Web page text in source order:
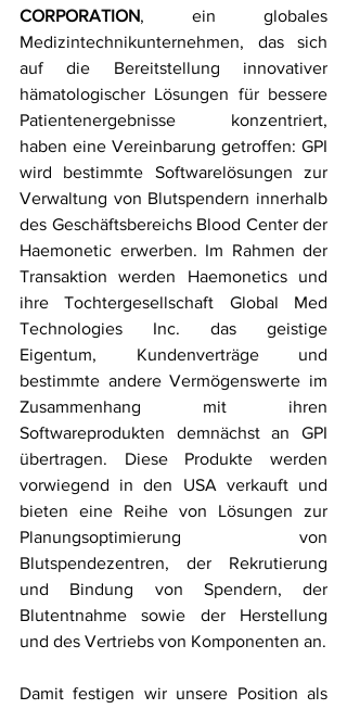
CORPORATION, ein globales
Medizintechnikunternehmen, das sich
auf die Bereitstellung innovativer
hämatologischer Lösungen für bessere
Patientenergebnisse konzentriert,
haben eine Vereinbarung getroffen: GPI
wird bestimmte Softwarelösungen zur
Verwaltung von Blutspendern innerhalb
des Geschäftsbereichs Blood Center der
Haemonetic erwerben. Im Rahmen der
Transaktion werden Haemonetics und
ihre Tochtergesellschaft Global Med
Technologies Inc. das geistige
Eigentum, Kundenverträge und
bestimmte andere Vermögenswerte im
Zusammenhang mit ihren
Softwareprodukten demnächst an GPI
übertragen. Diese Produkte werden
vorwiegend in den USA verkauft und
bieten eine Reihe von Lösungen zur
Planungsoptimierung von
Blutspendezentren, der Rekrutierung
und Bindung von Spendern, der
Blutentnahme sowie der Herstellung
Damit festigen wir unsere Position als